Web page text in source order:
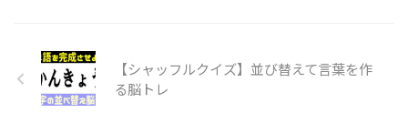
【シャッフルクイズ】並び替えて言葉を作
る脳トレ